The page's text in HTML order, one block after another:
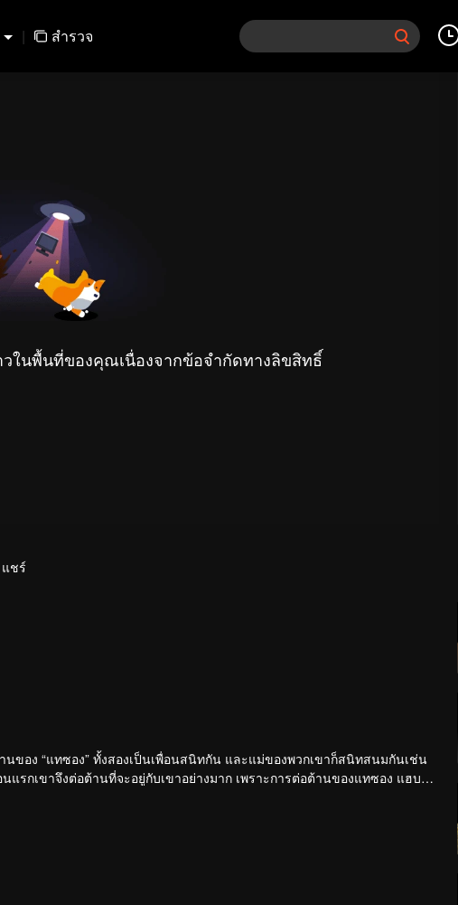
| สำรวจ
ในพื้นที่ของคุณเนื่องจากข้อจำกัดทางลิขสิทธิ์
แชร์
ของ “แทซอง” ทั้งสองเป็นเพื่อนสนิทกัน และแม่ของพวกเขาก็สนิทสนมกันเช่น
รกเขาจึงต่อต้านที่จะอยู่กับเขาอย่างมาก เพราะการต่อต้านของแทซอง แฮบม
กลายเป็นเพื่อนร่วมชั้นกัน ในชั้นมัธยมศึกษาปีที่ 3 แทซองเห็นแฮบมถูกเพื่อน